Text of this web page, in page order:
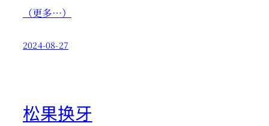
（更多…）
2024-08-27
松果换牙